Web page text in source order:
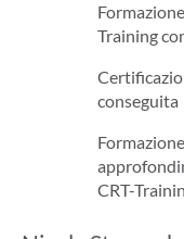
Training
conseguita
CRT-